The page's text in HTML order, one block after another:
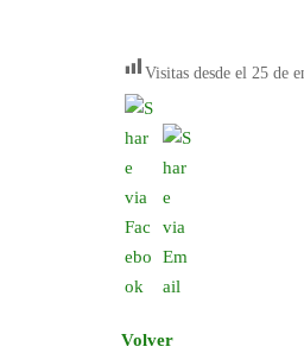
Visitas desde el 25 de
Volver